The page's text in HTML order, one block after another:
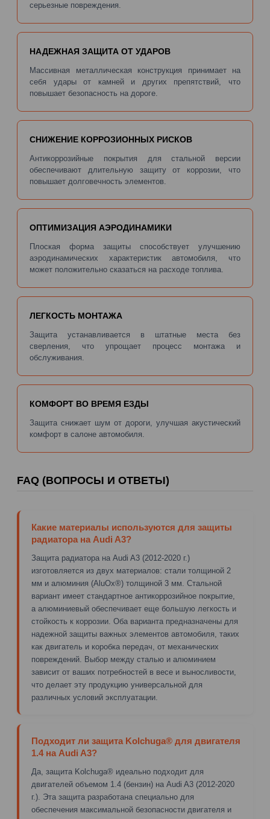
серьезные повреждения.
НАДЕЖНАЯ ЗАЩИТА ОТ УДАРОВ
Массивная металлическая конструкция принимает на
себя удары от камней и других препятствий, что
повышает безопасность на дороге.
СНИЖЕНИЕ КОРРОЗИОННЫХ РИСКОВ
Антикоррозийные покрытия для стальной версии
обеспечивают длительную защиту от коррозии, что
повышает долговечность элементов.
ОПТИМИЗАЦИЯ АЭРОДИНАМИКИ
Плоская форма защиты способствует улучшению
аэродинамических характеристик автомобиля, что
может положительно сказаться на расходе топлива.
ЛЕГКОСТЬ МОНТАЖА
Защита устанавливается в штатные места без
сверления, что упрощает процесс монтажа и
обслуживания.
КОМФОРТ ВО ВРЕМЯ ЕЗДЫ
Защита снижает шум от дороги, улучшая акустический
комфорт в салоне автомобиля.
FAQ (ВОПРОСЫ И ОТВЕТЫ)
Какие материалы используются для защиты
радиатора на Audi A3?
Защита радиатора на Audi A3 (2012-2020 г.)
изготовляется из двух материалов: стали толщиной 2
мм и алюминия (AluOx®) толщиной 3 мм. Стальной
вариант имеет стандартное антикоррозийное покрытие,
а алюминиевый обеспечивает еще большую легкость и
стойкость к коррозии. Оба варианта предназначены для
надежной защиты важных элементов автомобиля, таких
как двигатель и коробка передач, от механических
повреждений. Выбор между сталью и алюминием
зависит от ваших потребностей в весе и выносливости,
что делает эту продукцию универсальной для
различных условий эксплуатации.
Подходит ли защита Kolchuga® для двигателя
1.4 на Audi A3?
Да, защита Kolchuga® идеально подходит для
двигателей объемом 1.4 (бензин) на Audi A3 (2012-2020
г.). Эта защита разработана специально для
обеспечения максимальной безопасности двигателя и